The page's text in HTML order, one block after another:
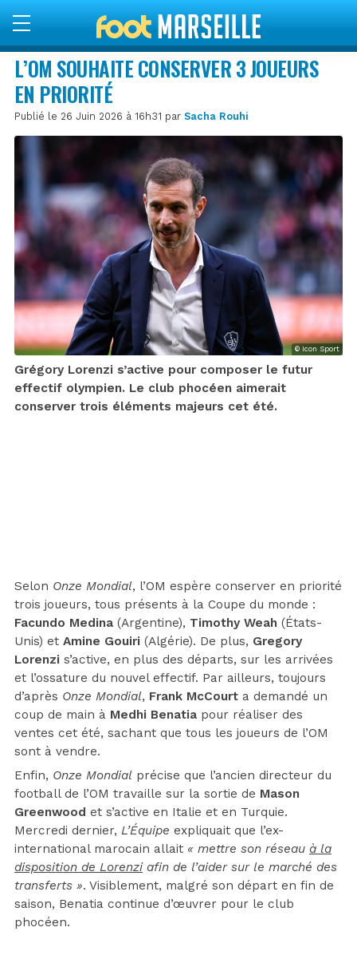
L’OM SOUHAITE CONSERVER 3 JOUEURS
EN PRIORITÉ
Publié le 26 Juin 2026 à 16h31 par Sacha Rouhi
© Icon Sport
Grégory Lorenzi s’active pour composer le futur
effectif olympien. Le club phocéen aimerait
conserver trois éléments majeurs cet été.
Selon Onze Mondial, l’OM espère conserver en priorité
trois joueurs, tous présents à la Coupe du monde :
Facundo Medina (Argentine), Timothy Weah (États-
Unis) et Amine Gouiri (Algérie). De plus, Gregory
Lorenzi s’active, en plus des départs, sur les arrivées
et l’ossature du nouvel effectif. Par ailleurs, toujours
d’après Onze Mondial, Frank McCourt a demandé un
coup de main à Medhi Benatia pour réaliser des
ventes cet été, sachant que tous les joueurs de l’OM
sont à vendre.
Enfin, Onze Mondial précise que l’ancien directeur du
football de l’OM travaille sur la sortie de Mason
Greenwood et s’active en Italie et en Turquie.
Mercredi dernier, L’Équipe expliquait que l’ex-
international marocain allait « mettre son réseau à la
disposition de Lorenziafin de l’aider sur le marché des
transferts ». Visiblement, malgré son départ en fin de
saison, Benatia continue d’œuvrer pour le club
phocéen.